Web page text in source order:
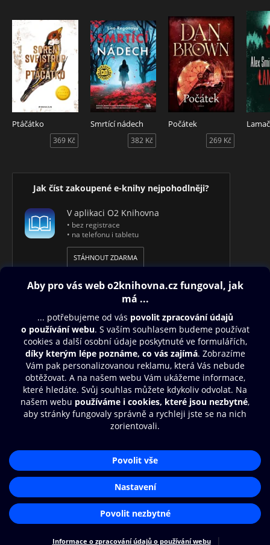
Ptáčátko
369 Kč
Smrtící nádech
382 Kč
Počátek
269 Kč
Jak číst zakoupené e-knihy nejpohodlněji?
V aplikaci O2 Knihovna
• bez registrace
• na telefonu i tabletu
STÁHNOUT ZDARMA
Obsah ke stažení
Moje O2 Knihovna
Další zábava
Nákupní řád
Přístupnost
Zásady zpracování osobních údajů
Cookies
Nastavení cookies
Aplikace O2 Knihovna
Čti a poslouchej své e-knihy a
audioknihy rychleji a pohodlněji.